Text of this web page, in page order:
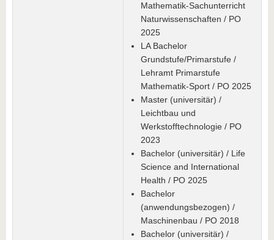
Mathematik-Sachunterricht
Naturwissenschaften / PO
2025
LA Bachelor
Grundstufe/Primarstufe /
Lehramt Primarstufe
Mathematik-Sport / PO 2025
Master (universitär) /
Leichtbau und
Werkstofftechnologie / PO
2023
Bachelor (universitär) / Life
Science and International
Health / PO 2025
Bachelor
(anwendungsbezogen) /
Maschinenbau / PO 2018
Bachelor (universitär) /